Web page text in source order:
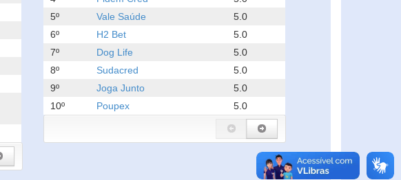
5º
Vale Saúde
5.0
6º
H2 Bet
5.0
7º
Dog Life
5.0
8º
Sudacred
5.0
9º
Joga Junto
5.0
10º
Poupex 5.0